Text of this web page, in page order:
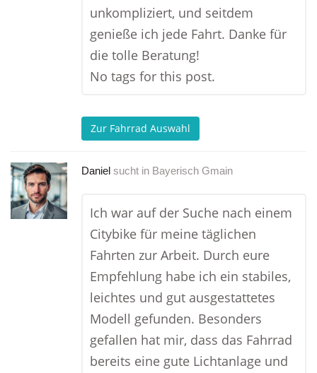
unkompliziert, und seitdem
genieße ich jede Fahrt. Danke für
die tolle Beratung!
No tags for this post.
Zur Fahrrad Auswahl
Daniel sucht in Bayerisch Gmain
Ich war auf der Suche nach einem
Citybike für meine täglichen
Fahrten zur Arbeit. Durch eure
Empfehlung habe ich ein stabiles,
leichtes und gut ausgestattetes
Modell gefunden. Besonders
gefallen hat mir, dass das Fahrrad
bereits eine gute Lichtanlage und